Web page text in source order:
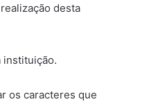
desta
instituição.
os caracteres que